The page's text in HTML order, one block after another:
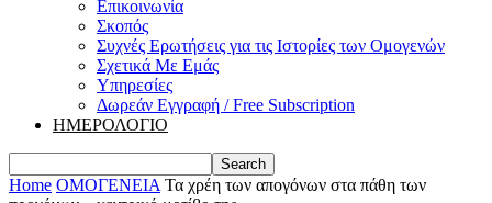
Επικοινωνία
Σκοπός
Συχνές Ερωτήσεις για τις Ιστορίες των Ομογενών
Σχετικά Με Εμάς
Υπηρεσίες
Δωρεάν Εγγραφή / Free Subscription
ΗΜΕΡΟΛΟΓΙΟ
Home ΟΜΟΓΕΝΕΙΑ Τα χρέη των απογόνων στα πάθη των